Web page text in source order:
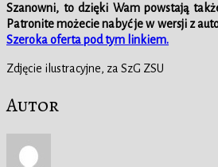
Szanowni, to dzięki Wam powstają
Patronite możecie nabyć je w wersji z
Szeroka oferta pod tym linkiem.
Zdjęcie ilustracyjne, za SzG ZSU
Autor